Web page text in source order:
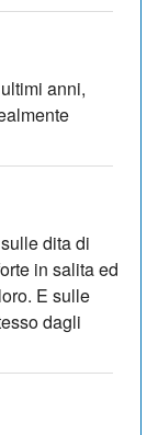
anni,
dita di
in salita ed
E sulle
dagli